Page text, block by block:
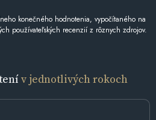
konečného hodnotenia, vypočítaného na
používateľských recenzií z rôznych zdrojov.
v jednotlivých rokoch